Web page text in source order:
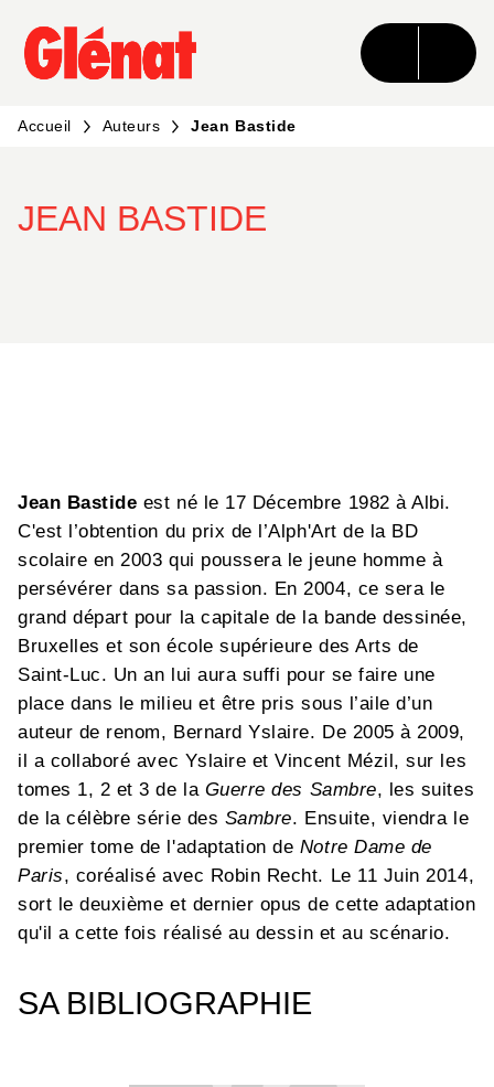
MENU RECHERCHE CONTENU
PIED DE PAGE
Accueil Auteurs Jean Bastide
JEAN BASTIDE
Jean Bastide est né le 17 Décembre 1982 à Albi.
C'est l’obtention du prix de l’Alph'Art de la BD
scolaire en 2003 qui poussera le jeune homme à
persévérer dans sa passion. En 2004, ce sera le
grand départ pour la capitale de la bande dessinée,
Bruxelles et son école supérieure des Arts de
Saint-Luc. Un an lui aura suffi pour se faire une
place dans le milieu et être pris sous l’aile d’un
auteur de renom, Bernard Yslaire. De 2005 à 2009,
il a collaboré avec Yslaire et Vincent Mézil, sur les
tomes 1, 2 et 3 de la Guerre des Sambre, les suites
de la célèbre série des Sambre. Ensuite, viendra le
premier tome de l'adaptation de Notre Dame de
Paris, coréalisé avec Robin Recht. Le 11 Juin 2014,
sort le deuxième et dernier opus de cette adaptation
qu'il a cette fois réalisé au dessin et au scénario.
SA BIBLIOGRAPHIE